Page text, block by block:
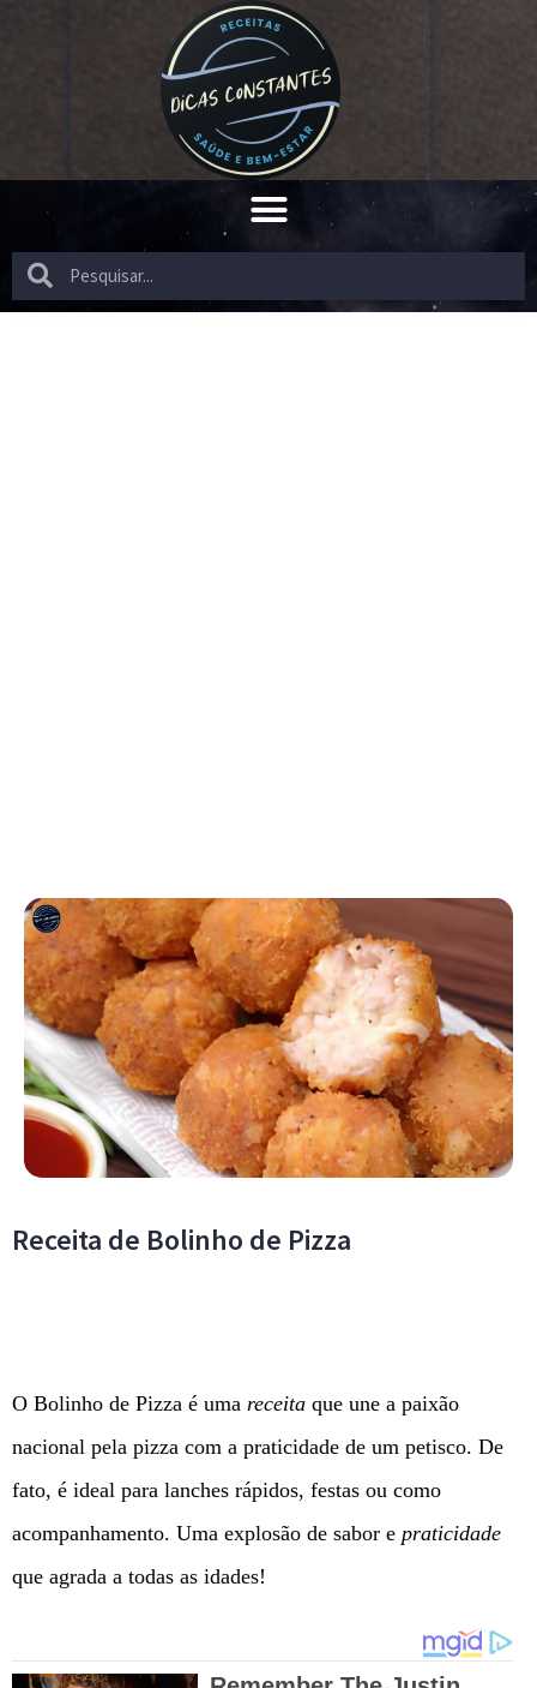
Receita de Bolinho de Pizza
O Bolinho de Pizza é uma receita que une a paixão
nacional pela pizza com a praticidade de um petisco. De
fato, é ideal para lanches rápidos, festas ou como
acompanhamento. Uma explosão de sabor e praticidade
que agrada a todas as idades!